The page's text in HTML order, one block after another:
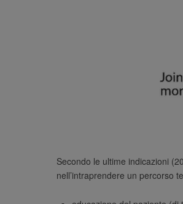
Secondo le ultime indicazioni
nell’intraprendere un percorso